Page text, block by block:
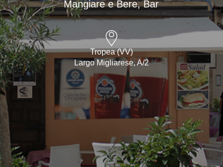
Mangiare e Bere, Bar
Tropea (VV)
Largo Migliarese, A/2